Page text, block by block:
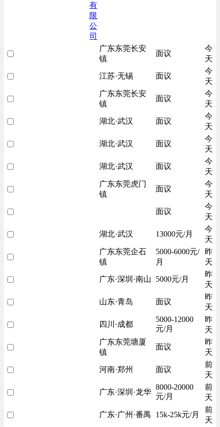
有
限
公
司
广东东莞长安
镇
面议
今
天
江苏·无锡 面议
今
天
广东东莞长安
镇
面议
今
天
湖北·武汉 面议
今
天
湖北·武汉 面议
今
天
湖北·武汉 面议
今
天
广东东莞虎门
镇
面议
今
天
面议
今
天
湖北·武汉 13000元/月
今
天
广东东莞企石
镇
5000-6000元/
月
昨
天
广东·深圳·南山 5000元/月
昨
天
山东·青岛 面议
昨
天
四川·成都
5000-12000
元/月
昨
天
广东东莞塘厦
镇
面议
昨
天
河南·郑州 面议
前
天
广东·深圳·龙华
8000-20000
元/月
前
天
广东·广州·番禺 15k-25k元/月
前
天